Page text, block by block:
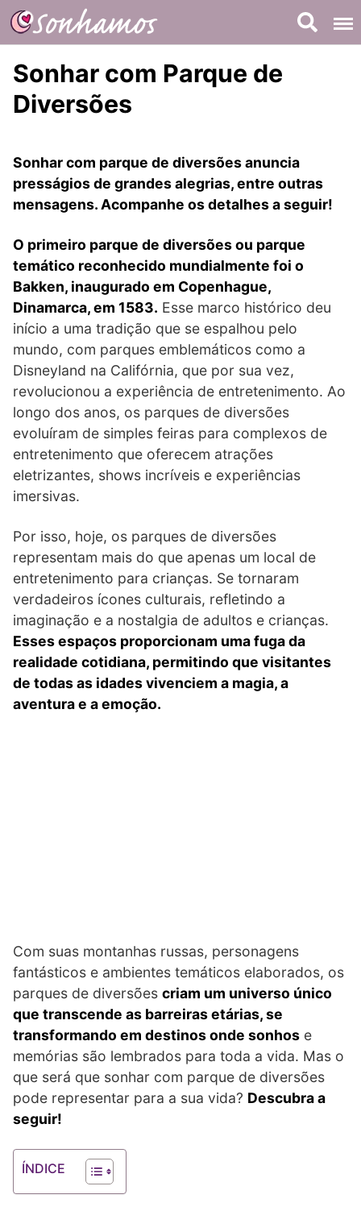
Skip
to
content
Sonhar com Parque de
Diversões
Sonhar com parque de diversões anuncia
presságios de grandes alegrias, entre outras
mensagens. Acompanhe os detalhes a seguir!
O primeiro parque de diversões ou parque
temático reconhecido mundialmente foi o
Bakken, inaugurado em Copenhague,
Dinamarca, em 1583. Esse marco histórico deu
início a uma tradição que se espalhou pelo
mundo, com parques emblemáticos como a
Disneyland na Califórnia, que por sua vez,
revolucionou a experiência de entretenimento. Ao
longo dos anos, os parques de diversões
evoluíram de simples feiras para complexos de
entretenimento que oferecem atrações
eletrizantes, shows incríveis e experiências
imersivas.
Por isso, hoje, os parques de diversões
representam mais do que apenas um local de
entretenimento para crianças. Se tornaram
verdadeiros ícones culturais, refletindo a
imaginação e a nostalgia de adultos e crianças.
Esses espaços proporcionam uma fuga da
realidade cotidiana, permitindo que visitantes
de todas as idades vivenciem a magia, a
aventura e a emoção.
Com suas montanhas russas, personagens
fantásticos e ambientes temáticos elaborados, os
parques de diversões criam um universo único
que transcende as barreiras etárias, se
transformando em destinos onde sonhos e
memórias são lembrados para toda a vida. Mas o
que será que sonhar com parque de diversões
pode representar para a sua vida? Descubra a
seguir!
ÍNDICE